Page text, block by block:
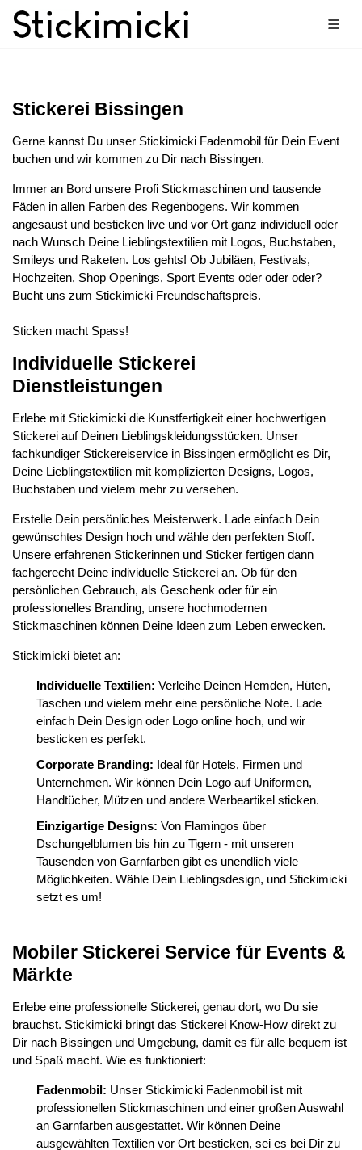
Stickerei Bissingen
Gerne kannst Du unser Stickimicki Fadenmobil für Dein Event
buchen und wir kommen zu Dir nach Bissingen.
Immer an Bord unsere Profi Stickmaschinen und tausende
Fäden in allen Farben des Regenbogens. Wir kommen
angesaust und besticken live und vor Ort ganz individuell oder
nach Wunsch Deine Lieblingstextilien mit Logos, Buchstaben,
Smileys und Raketen. Los gehts! Ob Jubiläen, Festivals,
Hochzeiten, Shop Openings, Sport Events oder oder oder?
Bucht uns zum Stickimicki Freundschaftspreis.
Sticken macht Spass!
Individuelle Stickerei
Dienstleistungen
Erlebe mit Stickimicki die Kunstfertigkeit einer hochwertigen
Stickerei auf Deinen Lieblingskleidungsstücken. Unser
fachkundiger Stickereiservice in Bissingen ermöglicht es Dir,
Deine Lieblingstextilien mit komplizierten Designs, Logos,
Buchstaben und vielem mehr zu versehen.
Erstelle Dein persönliches Meisterwerk. Lade einfach Dein
gewünschtes Design hoch und wähle den perfekten Stoff.
Unsere erfahrenen Stickerinnen und Sticker fertigen dann
fachgerecht Deine individuelle Stickerei an. Ob für den
persönlichen Gebrauch, als Geschenk oder für ein
professionelles Branding, unsere hochmodernen
Stickmaschinen können Deine Ideen zum Leben erwecken.
Stickimicki bietet an:
Individuelle Textilien: Verleihe Deinen Hemden, Hüten,
Taschen und vielem mehr eine persönliche Note. Lade
einfach Dein Design oder Logo online hoch, und wir
besticken es perfekt.
Corporate Branding: Ideal für Hotels, Firmen und
Unternehmen. Wir können Dein Logo auf Uniformen,
Handtücher, Mützen und andere Werbeartikel sticken.
Einzigartige Designs: Von Flamingos über
Dschungelblumen bis hin zu Tigern - mit unseren
Tausenden von Garnfarben gibt es unendlich viele
Möglichkeiten. Wähle Dein Lieblingsdesign, und Stickimicki
setzt es um!
Mobiler Stickerei Service für Events &
Märkte
Erlebe eine professionelle Stickerei, genau dort, wo Du sie
brauchst. Stickimicki bringt das Stickerei Know-How direkt zu
Dir nach Bissingen und Umgebung, damit es für alle bequem ist
und Spaß macht. Wie es funktioniert:
Fadenmobil: Unser Stickimicki Fadenmobil ist mit
professionellen Stickmaschinen und einer großen Auswahl
an Garnfarben ausgestattet. Wir können Deine
ausgewählten Textilien vor Ort besticken, sei es bei Dir zu